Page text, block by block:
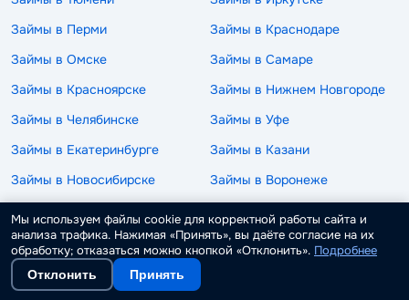
Займы в Перми
Займы в Краснодаре
Займы в Омске
Займы в Самаре
Займы в Красноярске
Займы в Нижнем Новгороде
Займы в Челябинске
Займы в Уфе
Займы в Екатеринбурге
Займы в Казани
Займы в Новосибирске
Займы в Воронеже
По сроку микрокредитования
На 3 месяца
Мы используем файлы cookie для корректной работы сайта и
анализа трафика. Нажимая «Принять», вы даёте согласие на их
обработку; отказаться можно кнопкой «Отклонить». Подробнее
Отклонить Принять